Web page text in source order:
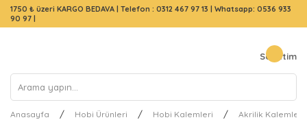
1750 ₺ üzeri KARGO BEDAVA | Telefon : 0312 467 97 13 | Whatsapp: 0536 933
90 97 |
Sepetim
Anasayfa Hobi Ürünleri Hobi Kalemleri Akrilik Kalemler